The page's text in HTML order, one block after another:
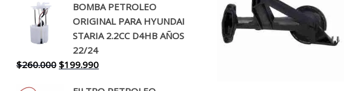
original
era:
$650.000.
actual
es:
$519.990.
BOMBA PETROLEO
ORIGINAL PARA HYUNDAI
STARIA 2.2CC D4HB AÑOS
22/24
$260.000 El
$199.990El